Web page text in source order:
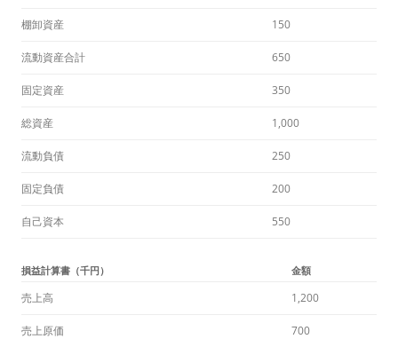
棚卸資産 150
流動資産合計 650
固定資産 350
総資産 1,000
流動負債 250
固定負債 200
自己資本 550
損益計算書（千円） 金額
売上高 1,200
売上原価 700